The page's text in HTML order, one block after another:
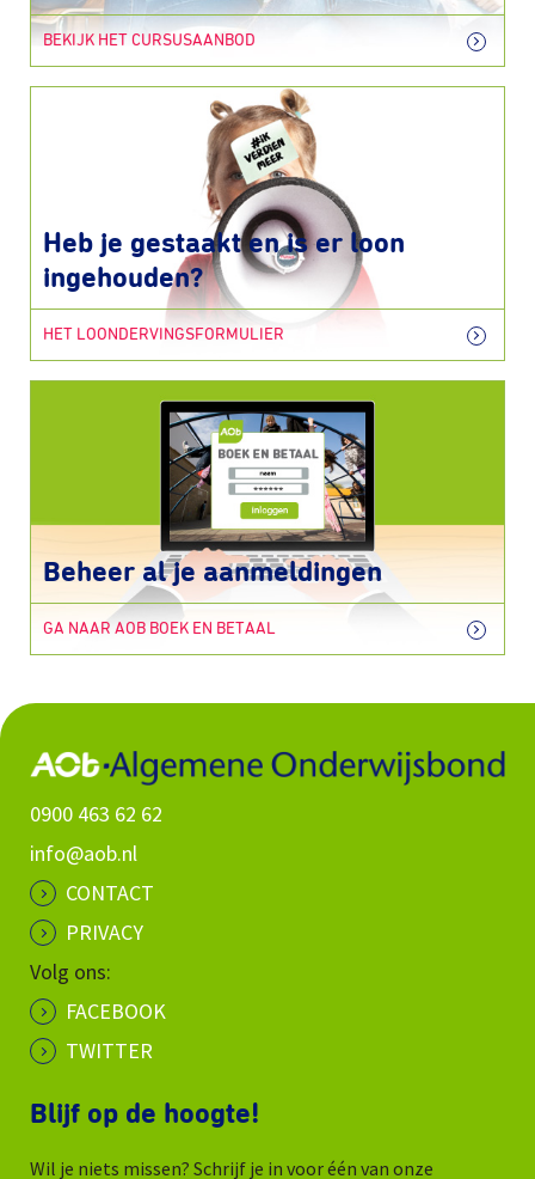
BEKIJK HET CURSUSAANBOD
Heb je gestaakt en is er loon
ingehouden?
HET LOONDERVINGSFORMULIER
Beheer al je aanmeldingen
GA NAAR AOB BOEK EN BETAAL
0900 463 62 62
info@aob.nl
CONTACT
PRIVACY
Volg ons:
FACEBOOK
TWITTER
Blijf op de hoogte!
Wil je niets missen? Schrijf je in voor één van onze